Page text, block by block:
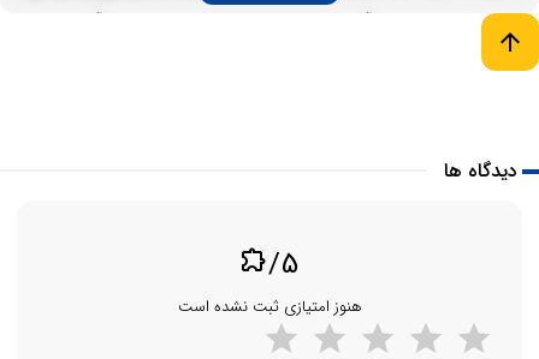
پشتیبانی می‌کند که آنرا برای یادداشت برداری و طراحی نیز آماده کرده
است.arrow_upward
دیدگاه ها
extension/5
هنوز امتیازی ثبت نشده است